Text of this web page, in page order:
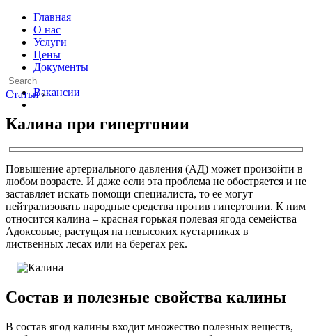
Главная
О нас
Услуги
Цены
Документы
Контакты
Вакансии
Статьи ›
Калина при гипертонии
Повышение артериального давления (АД) может произойти в
любом возрасте. И даже если эта проблема не обостряется и не
заставляет искать помощи специалиста, то ее могут
нейтрализовать народные средства против гипертонии. К ним
относится калина – красная горькая полевая ягода семейства
Адоксовые, растущая на невысоких кустарниках в
лиственных лесах или на берегах рек.
Состав и полезные свойства калины
В состав ягод калины входит множество полезных веществ,